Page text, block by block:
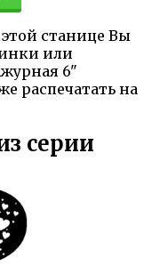
станице Вы
или
6"
распечатать на
серии